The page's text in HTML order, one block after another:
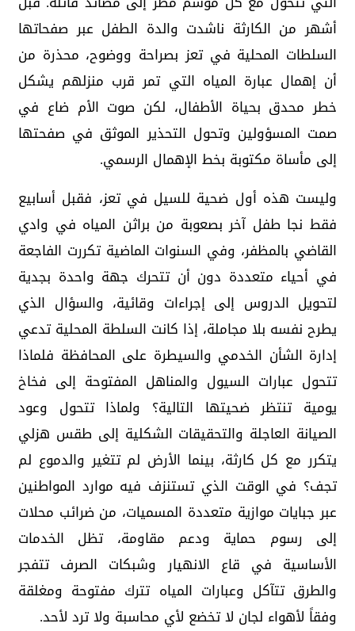
أشهر من الكارثة ناشدت والدة الطفل عبر صفحاتها
السلطات المحلية في تعز بصراحة ووضوح، محذرة من
أن إهمال عبارة المياه التي تمر قرب منزلهم يشكل
خطر محدق بحياة الأطفال، لكن صوت الأم ضاع في
صمت المسؤولين وتحول التحذير الموثق في صفحتها
إلى مأساة مكتوبة بخط الإهمال الرسمي.
وليست هذه أول ضحية للسيل في تعز، فقبل أسابيع
فقط نجا طفل آخر بصعوبة من براثن المياه في وادي
القاضي بالمظفر، وفي السنوات الماضية تكررت الفاجعة
في أحياء متعددة دون أن تتحرك جهة واحدة بجدية
لتحويل الدروس إلى إجراءات وقائية، والسؤال الذي
يطرح نفسه بلا مجاملة، إذا كانت السلطة المحلية تدعي
إدارة الشأن الخدمي والسيطرة على المحافظة فلماذا
تتحول عبارات السيول والمناهل المفتوحة إلى فخاخ
يومية تنتظر ضحيتها التالية؟ ولماذا تتحول وعود
الصيانة العاجلة والتحقيقات الشكلية إلى طقس هزلي
يتكرر مع كل كارثة، بينما الأرض لم تتغير والدموع لم
تجف؟ في الوقت الذي تستنزف فيه موارد المواطنين
عبر جبايات موازية متعددة المسميات، من ضرائب محلات
إلى رسوم حماية ودعم مقاومة، تظل الخدمات
الأساسية في قاع الانهيار وشبكات الصرف تتفجر
والطرق تتآكل وعبارات المياه تترك مفتوحة ومغلقة
وفقاً لأهواء لجان لا تخضع لأي محاسبة ولا ترد لأحد.